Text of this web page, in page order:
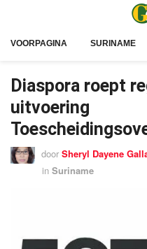
VOORPAGINA SURINAME
Diaspora roept
uitvoering
door Sheryl Dayene
in Suriname